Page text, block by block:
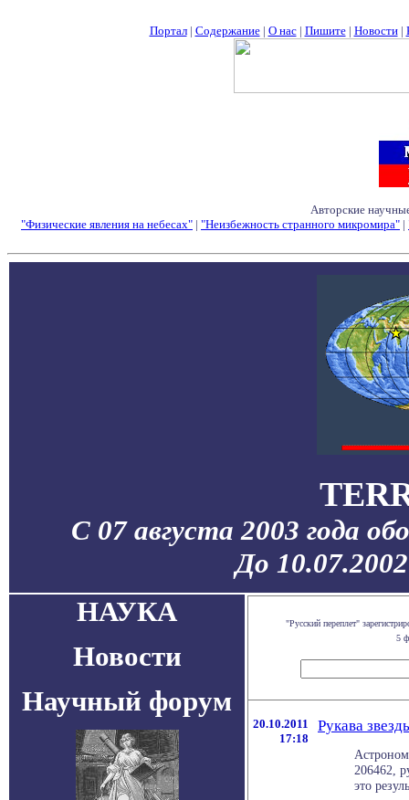
Портал| Содержание| О нас| Пишите| Новости|
Авторские
"Физические явления на небесах" | "Неизбежность странного микромира" |
С 07 августа 2003 года
До
НАУКА
Новости
Научный форум
"Русский переплет"
5
20.10.2011
17:18
Рукава
206462,
это